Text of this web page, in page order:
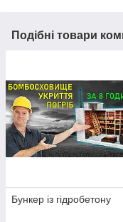
Подібні товари
Бункер із гідробетону